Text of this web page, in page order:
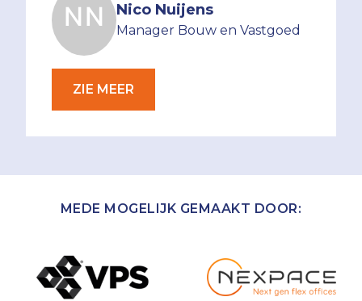
Nico Nuijens
Manager Bouw en Vastgoed
ZIE MEER
MEDE MOGELIJK GEMAAKT DOOR: